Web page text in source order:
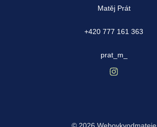
Matěj Prát
+420 777 161 363
prat_m_